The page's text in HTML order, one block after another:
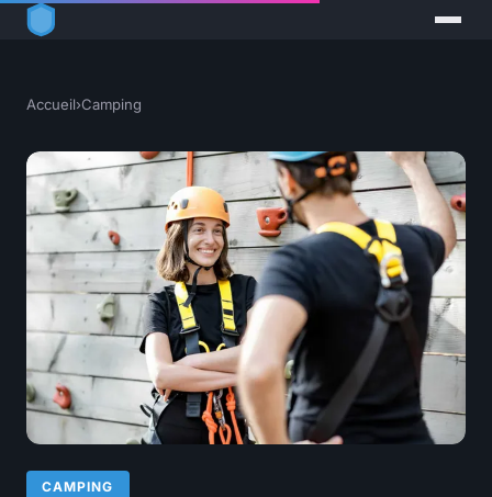
Accueil›Camping
CAMPING